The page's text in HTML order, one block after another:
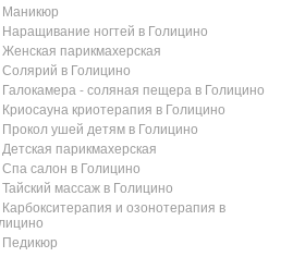
Маникюр
Наращивание ногтей в Голицино
Женская парикмахерская
Солярий в Голицино
Галокамера - соляная пещера в Голицино
Криосауна криотерапия в Голицино
Прокол ушей детям в Голицино
Детская парикмахерская
Спа салон в Голицино
Тайский массаж в Голицино
Карбокситерапия и озонотерапия в
Педикюр